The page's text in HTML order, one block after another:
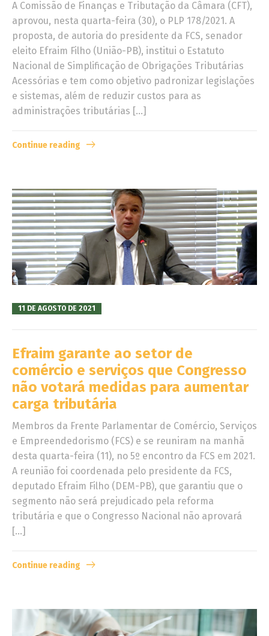
A Comissão de Finanças e Tributação da Câmara (CFT),
aprovou, nesta quarta-feira (30), o PLP 178/2021. A
proposta, de autoria do presidente da FCS, senador
eleito Efraim Filho (União-PB), institui o Estatuto
Nacional de Simplificação de Obrigações Tributárias
Acessórias e tem como objetivo padronizar legislações
e sistemas, além de reduzir custos para as
administrações tributárias […]
Continue reading
11 DE AGOSTO DE 2021
Efraim garante ao setor de
comércio e serviços que Congresso
não votará medidas para aumentar
carga tributária
Membros da Frente Parlamentar de Comércio, Serviços
e Empreendedorismo (FCS) e se reuniram na manhã
desta quarta-feira (11), no 5º encontro da FCS em 2021.
A reunião foi coordenada pelo presidente da FCS,
deputado Efraim Filho (DEM-PB), que garantiu que o
segmento não será prejudicado pela reforma
tributária e que o Congresso Nacional não aprovará
[…]
Continue reading